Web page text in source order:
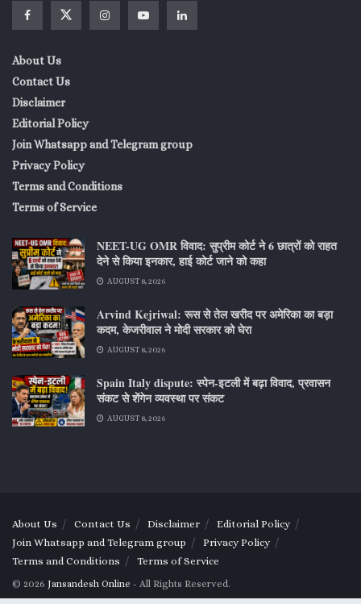
About Us
Contact Us
Disclaimer
Editorial Policy
Join Whatsapp and Telegram group
Privacy Policy
Terms and Conditions
Terms of Service
NEET-UG OMR विवाद: सुप्रीम कोर्ट ने 6 छात्रों को राहत
देने से किया इनकार, हाई कोर्ट जाने को कहा
AUGUST 8, 2026
Arvind Kejriwal: रूस से तेल खरीद पर अमेरिका का बड़ा
कदम, केजरीवाल ने मोदी सरकार को घेरा
AUGUST 8, 2026
Spain Italy dispute: स्पेन-इटली में बढ़ा विवाद, प्रवासन
संकट से शेंगेन व्यवस्था पर संकट
AUGUST 8, 2026
About Us Contact Us Disclaimer
Editorial Policy
Join Whatsapp and Telegram group
Privacy Policy
Terms and Conditions
Terms of Service
© 2026 Jansandesh Online - All Rights Reserved.